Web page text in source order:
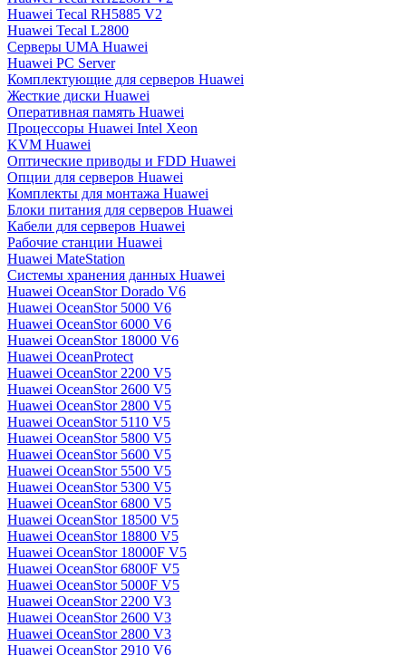
Huawei Tecal RH5885 V2
Huawei Tecal L2800
Серверы UMA Huawei
Huawei PC Server
Комплектующие для серверов Huawei
Жесткие диски Huawei
Оперативная память Huawei
Процессоры Huawei Intel Xeon
KVM Huawei
Оптические приводы и FDD Huawei
Опции для серверов Huawei
Комплекты для монтажа Huawei
Блоки питания для серверов Huawei
Кабели для серверов Huawei
Рабочие станции Huawei
Huawei MateStation
Системы хранения данных Huawei
Huawei OceanStor Dorado V6
Huawei OceanStor 5000 V6
Huawei OceanStor 6000 V6
Huawei OceanStor 18000 V6
Huawei OceanProtect
Huawei OceanStor 2200 V5
Huawei OceanStor 2600 V5
Huawei OceanStor 2800 V5
Huawei OceanStor 5110 V5
Huawei OceanStor 5800 V5
Huawei OceanStor 5600 V5
Huawei OceanStor 5500 V5
Huawei OceanStor 5300 V5
Huawei OceanStor 6800 V5
Huawei OceanStor 18500 V5
Huawei OceanStor 18800 V5
Huawei OceanStor 18000F V5
Huawei OceanStor 6800F V5
Huawei OceanStor 5000F V5
Huawei OceanStor 2200 V3
Huawei OceanStor 2600 V3
Huawei OceanStor 2800 V3
Huawei OceanStor 2910 V6